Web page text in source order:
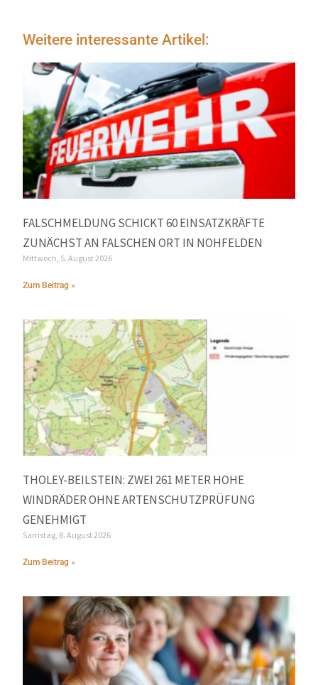
Weitere interessante Artikel:
FALSCHMELDUNG SCHICKT 60 EINSATZKRÄFTE
ZUNÄCHST AN FALSCHEN ORT IN NOHFELDEN
Mittwoch, 5. August 2026
Zum Beitrag »
THOLEY-BEILSTEIN: ZWEI 261 METER HOHE
WINDRÄDER OHNE ARTENSCHUTZPRÜFUNG
GENEHMIGT
Samstag, 8. August 2026
Zum Beitrag »